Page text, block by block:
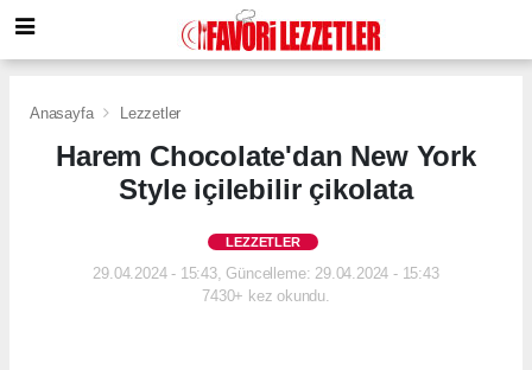
Anasayfa Lezzetler
Harem Chocolate'dan New York
Style içilebilir çikolata
LEZZETLER
29.04.2024 - 15:43, Güncelleme: 29.04.2024 - 15:43
7430+ kez okundu.